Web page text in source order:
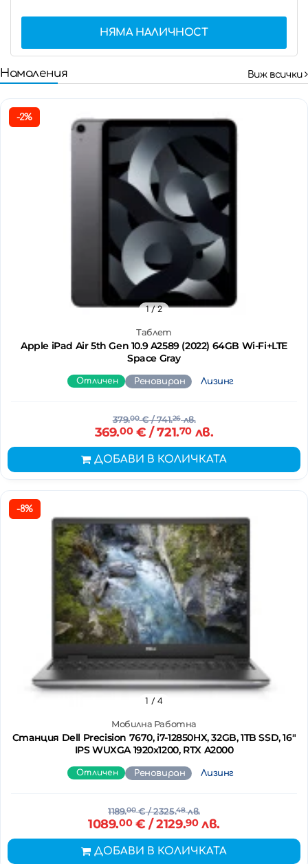
НЯМА НАЛИЧНОСТ
Намаления Виж всички
-2%
Таблет
Apple iPad Air 5th Gen 10.9 A2589 (2022) 64GB Wi-Fi+LTE
Space Gray
1/ 2
Отличен Реновиран Лизинг
379.00€/ 741.26лв.
369.00€ / 721.70лв.
ДОБАВИ В КОЛИЧКАТА
-8%
Мобилна Работна
Станция Dell Precision 7670, i7-12850HX, 32GB, 1TB SSD, 16"
IPS WUXGA 1920x1200, RTX A2000
1 / 4
Отличен Реновиран Лизинг
1189.00€/ 2325.48лв.
1089.00€ / 2129.90лв.
ДОБАВИ В КОЛИЧКАТА